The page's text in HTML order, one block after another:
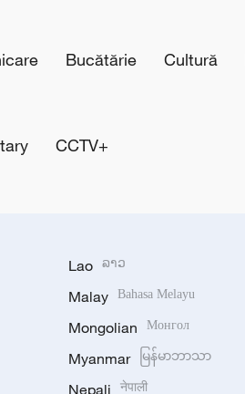
Bucătărie Cultură
CCTV+
Lao ລາວ
Malay Bahasa Melayu
Mongolian Монгол
Myanmar မြန်မာဘာသာ
Nepali नेपाली